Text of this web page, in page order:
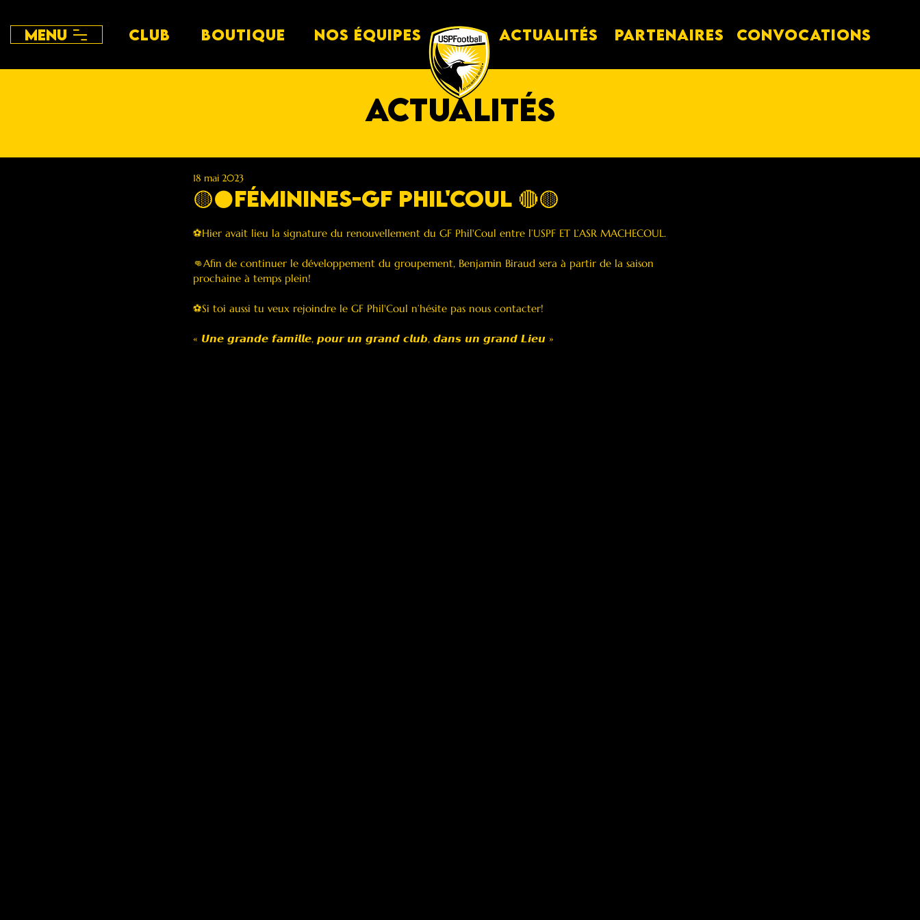
Menu CLUB BOUTIQUE Nos équipes Actualités PARTENAIRES Convocations
actualités
🟡⚫️Féminines-GF Phil'Coul 🔴🟡
18 mai 2023
⚽️Hier avait lieu la signature du renouvellement du GF Phil'Coul entre l’USPF ET L’ASR MACHECOUL.
👊Afin de continuer le développement du groupement, Benjamin Biraud sera à partir de la saison
prochaine à temps plein!
⚽️Si toi aussi tu veux rejoindre le GF Phil'Coul n’hésite pas nous contacter!
« 𝙐𝙣𝙚 𝙜𝙧𝙖𝙣𝙙𝙚 𝙛𝙖𝙢𝙞𝙡𝙡𝙚, 𝙥𝙤𝙪𝙧 𝙪𝙣 𝙜𝙧𝙖𝙣𝙙 𝙘𝙡𝙪𝙗, 𝙙𝙖𝙣𝙨 𝙪𝙣 𝙜𝙧𝙖𝙣𝙙 𝙇𝙞𝙚𝙪 »